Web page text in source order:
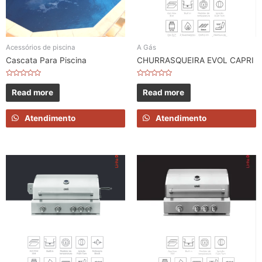
Acessórios de piscina
Cascata Para Piscina
Rated
out
of
5
Read more
Atendimento
A Gás
CHURRASQUEIRA EVOL CAPRI
Rated
out
of
5
Read more
Atendimento